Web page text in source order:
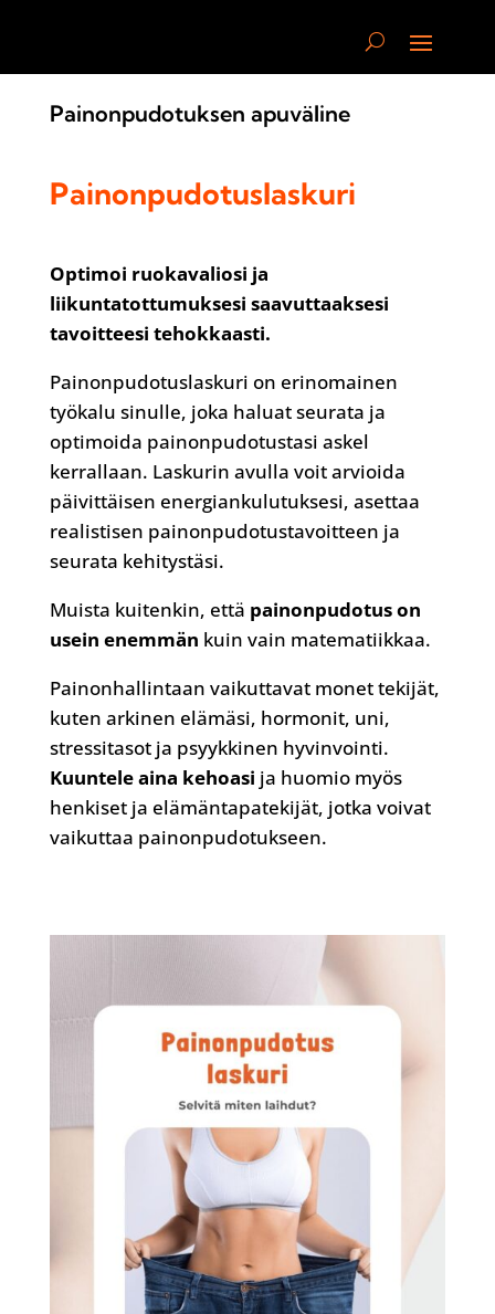
Painonpudotuksen apuväline
Painonpudotuslaskuri
Optimoi ruokavaliosi ja
liikuntatottumuksesi saavuttaaksesi
tavoitteesi tehokkaasti.
Painonpudotuslaskuri on erinomainen
työkalu sinulle, joka haluat seurata ja
optimoida painonpudotustasi askel
kerrallaan. Laskurin avulla voit arvioida
päivittäisen energiankulutuksesi, asettaa
realistisen painonpudotustavoitteen ja
seurata kehitystäsi.
Muista kuitenkin, että painonpudotus on
usein enemmän kuin vain matematiikkaa.
Painonhallintaan vaikuttavat monet tekijät,
kuten arkinen elämäsi, hormonit, uni,
stressitasot ja psyykkinen hyvinvointi.
Kuuntele aina kehoasi ja huomio myös
henkiset ja elämäntapatekijät, jotka voivat
vaikuttaa painonpudotukseen.